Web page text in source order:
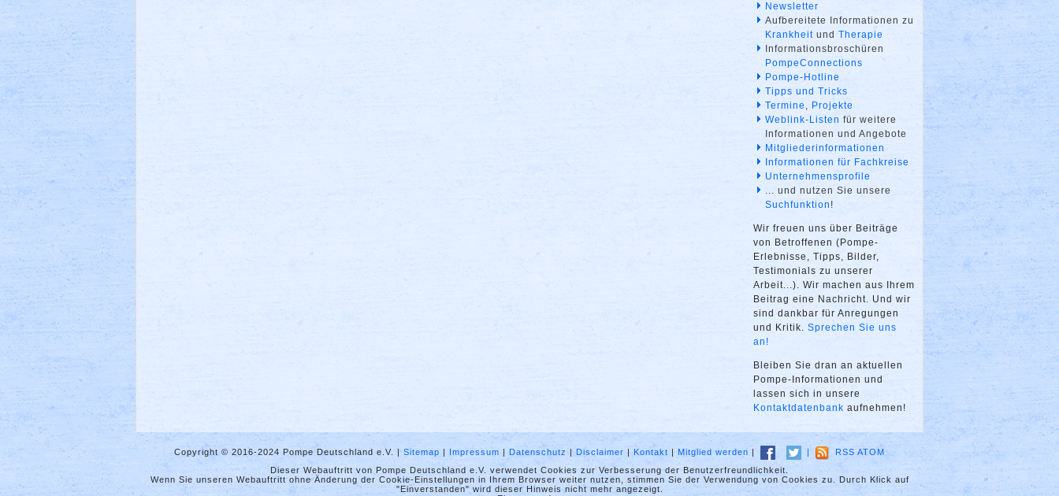
Newsletter
Aufbereitete Informationen zu
Krankheit und Therapie
Informationsbroschüren
PompeConnections
Pompe-Hotline
Tipps und Tricks
Termine, Projekte
Weblink-Listen für weitere
Informationen und Angebote
Mitgliederinformationen
Informationen für Fachkreise
Unternehmensprofile
... und nutzen Sie unsere
Suchfunktion !
Wir freuen uns über Beiträge
von Betroffenen (Pompe-
Erlebnisse, Tipps, Bilder,
Testimonials zu unserer
Arbeit...). Wir machen aus Ihrem
Beitrag eine Nachricht. Und wir
sind dankbar für Anregungen
und Kritik. Sprechen Sie uns
an!
Bleiben Sie dran an aktuellen
Pompe-Informationen und
lassen sich in unsere
Kontaktdatenbank aufnehmen!
Copyright © 2016-2024 Pompe Deutschland e.V. |Sitemap | Impressum |Datenschutz |Disclaimer |Kontakt |Mitglied werden | | RSS ATOM
Dieser Webauftritt von Pompe Deutschland e.V. verwendet Cookies zur Verbesserung der Benutzerfreundlichkeit.
Wenn Sie unseren Webauftritt ohne Änderung der Cookie-Einstellungen in Ihrem Browser weiter nutzen, stimmen Sie der Verwendung von Cookies zu. Durch Klick auf
"Einverstanden" wird dieser Hinweis nicht mehr angezeigt.